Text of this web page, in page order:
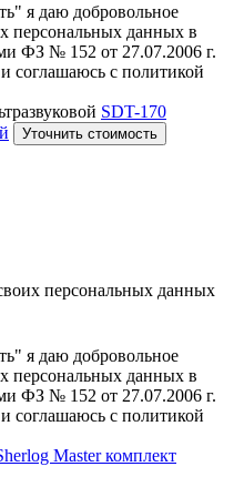
я даю добровольное
персональных данных в
ФЗ № 152 от 27.07.2006 г.
соглашаюсь с политикой
SDT-170
Уточнить стоимость
персональных данных
я даю добровольное
персональных данных в
ФЗ № 152 от 27.07.2006 г.
соглашаюсь с политикой
Master комплект